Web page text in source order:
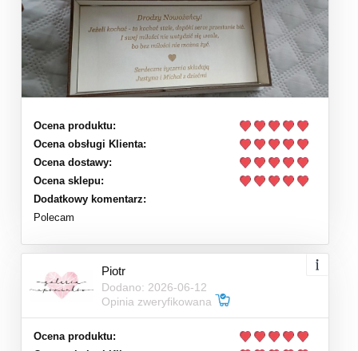
Ocena produktu:
Ocena obsługi Klienta:
Ocena dostawy:
Ocena sklepu:
Dodatkowy komentarz:
Polecam
Piotr
Dodano: 2026-06-12
Opinia zweryfikowana
Ocena produktu: